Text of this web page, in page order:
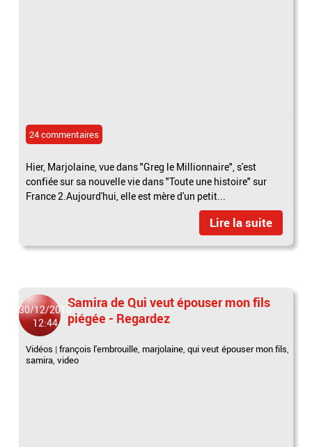
24 commentaires
Hier, Marjolaine, vue dans "Greg le Millionnaire", s'est
confiée sur sa nouvelle vie dans "Toute une histoire" sur
France 2.Aujourd'hui, elle est mère d'un petit...
Lire la suite
30/12/2010
12:44
Samira de Qui veut épouser mon fils
piégée - Regardez
Vidéos |françois l'embrouille, marjolaine,qui veut épouser mon fils,
samira,video